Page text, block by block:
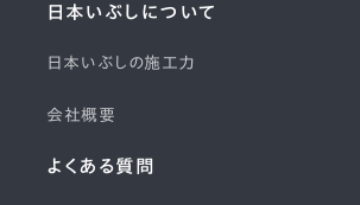
日本いぶしについて
日本いぶしの施工力
会社概要
よくある質問